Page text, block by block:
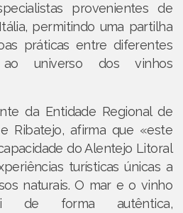
provenientes de
permitindo uma partilha
práticas entre diferentes
universo dos vinhos
da Entidade Regional de
Ribatejo, afirma que «este
do Alentejo Litoral
turísticas únicas a
naturais. O mar e o vinho
de forma autêntica,